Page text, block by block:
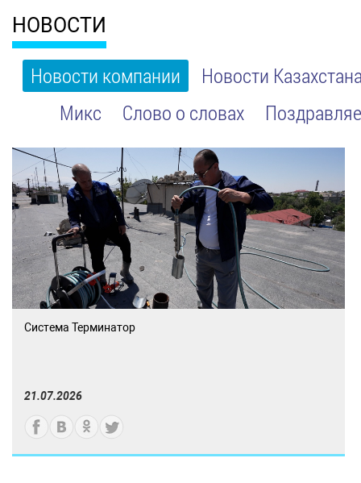
НОВОСТИ
Новости компании
Новости
Микс
Слово о словах
Система Терминатор
21.07.2026